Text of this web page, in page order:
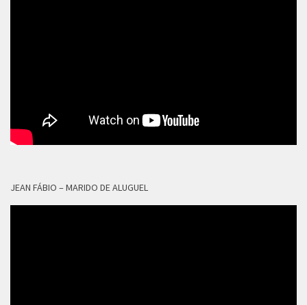
JEAN FÁBIO – MARIDO DE ALUGUEL